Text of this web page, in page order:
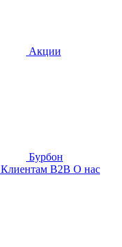
Акции
Бурбон
Клиентам B2B О нас